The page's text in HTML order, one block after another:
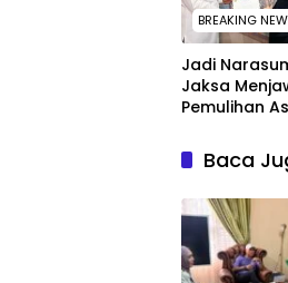
BREAKING
Jadi
Jaksa
Pemulihan
MEK TV
Baca